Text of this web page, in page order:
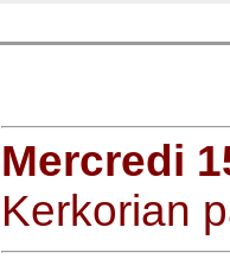
Mercredi
Kerkorian